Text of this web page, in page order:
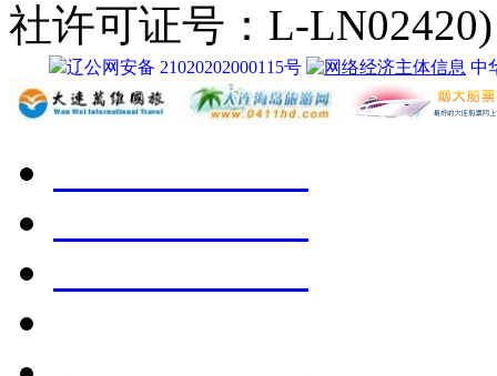
社许可证号：L-LN02420)
辽公网安备 21020202000115号 中